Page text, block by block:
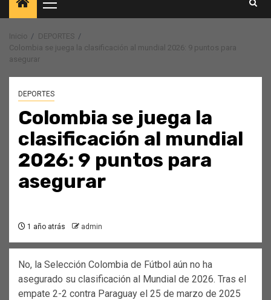
Menú
principal
Inicio
DEPORTES
Colombia se juega la clasificación al mundial 2026: 9 puntos para
asegurar
DEPORTES
Colombia se juega la
clasificación al mundial
2026: 9 puntos para
asegurar
1 año atrás admin
No, la Selección Colombia de Fútbol aún no ha
asegurado su clasificación al Mundial de 2026. Tras el
empate 2-2 contra Paraguay el 25 de marzo de 2025